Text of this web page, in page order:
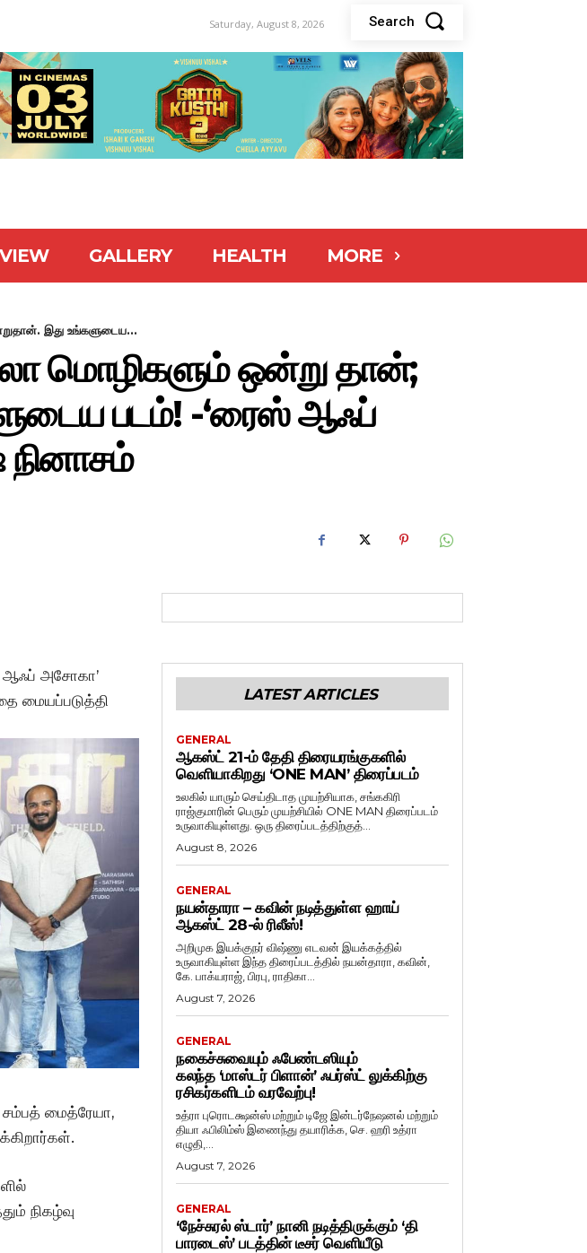
Saturday, August 8, 2026 Search
GALLERY HEALTH MORE
இது உங்களுடைய...
மொழிகளும் ஒன்று தான்;
படம்! -‘ரைஸ் ஆஃப்
நினாசம்
ஆஃப் அசோகா’
மையப்படுத்தி
மைத்ரேயா,
நிகழ்வு
LATEST ARTICLES
GENERAL
ஆகஸ்ட் 21-ம் தேதி திரையரங்குகளில்
வெளியாகிறது ‘ONE MAN’ திரைப்படம்
உலகில் யாரும் செய்திடாத முயற்சியாக, சங்ககிரி
ராஜ்குமாரின் பெரும் முயற்சியில் ONE MAN திரைப்படம்
உருவாகியுள்ளது. ஒரு திரைப்படத்திற்குத்...
August 8, 2026
GENERAL
நயன்தாரா – கவின் நடித்துள்ள ஹாய்
ஆகஸ்ட் 28-ல் ரிலீஸ்!
அறிமுக இயக்குநர் விஷ்ணு எடவன் இயக்கத்தில்
உருவாகியுள்ள இந்த திரைப்படத்தில் நயன்தாரா, கவின்,
கே. பாக்யராஜ், பிரபு, ராதிகா...
August 7, 2026
GENERAL
நகைச்சுவையும் ஃபேண்டஸியும்
கலந்த ‘மாஸ்டர் பிளான்’ ஃபர்ஸ்ட் லுக்கிற்கு
ரசிகர்களிடம் வரவேற்பு!
உத்ரா புரொடக்ஷன்ஸ் மற்றும் டிஜே இன்டர்நேஷனல் மற்றும்
தியா ஃபிலிம்ஸ் இணைந்து தயாரிக்க, செ. ஹரி உத்ரா
எழுதி,...
August 7, 2026
GENERAL
‘நேச்சுரல் ஸ்டார்’ நானி நடித்திருக்கும் ‘தி
பாரடைஸ்’ படத்தின் டீசர் வெளியீடு